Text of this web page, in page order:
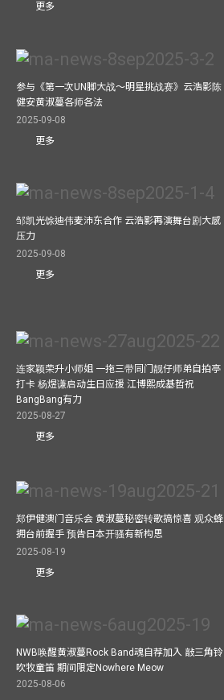
更多
参与《第一次UN脚大战～明星挑战赛》云浩影陈
健安黄淑蔓各师各法
2025-09-08
更多
邹凯光馀迪伟麦沛东合作 云浩影再演舞台剧大感
压力
2025-09-08
更多
连家颖荣升小师姐 一拖三带同门靓仔师弟自拍亭
打卡 杨煜谦启动生日应援 江博熙成基哲祝
BangBang有力
2025-08-27
更多
郑伊健澳门音乐会 黄淑蔓秘密转歌搞惊喜 观众蜂
拥台前握手 预告日本开骚有新构思
2025-08-19
更多
NWB唤醒黄淑蔓Rock Band魂自荐加入 敲三角铃
吹牧童笛 期间限定Nowhere Meow
2025-08-06